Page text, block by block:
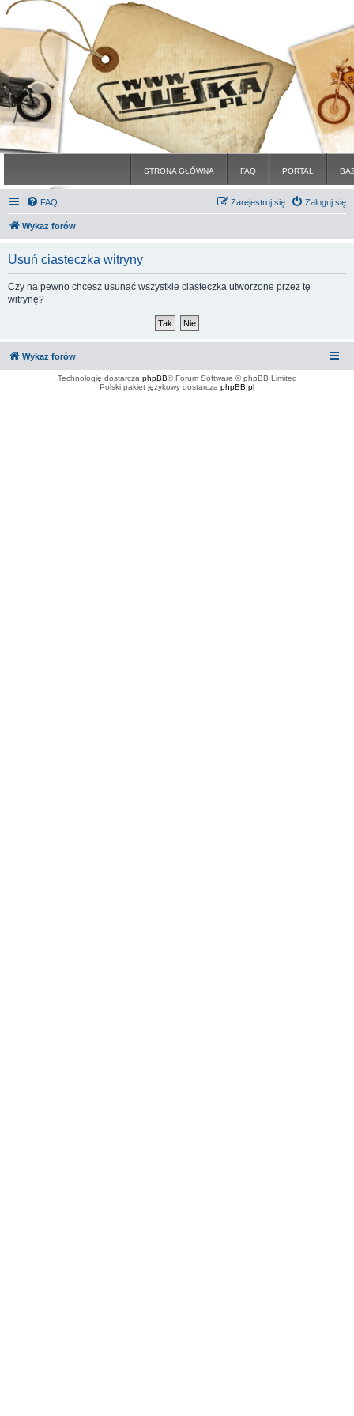
STRONA GŁÓWNA FAQ PORTAL
FAQ Zaloguj się
Zarejestruj się
Wykaz forów
Usuń ciasteczka witryny
Czy na pewno chcesz usunąć wszystkie ciasteczka utworzone przez tę
witrynę?
Wykaz forów
Technologię dostarcza phpBB® Forum Software © phpBB Limited
Polski pakiet językowy dostarcza phpBB.pl